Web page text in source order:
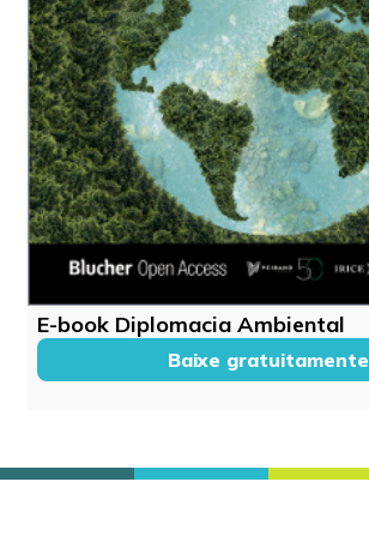
E-book Diplomacia Ambiental
Baixe gratuitamente